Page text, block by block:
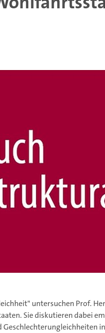
untersuchen Prof.
Sie diskutieren dabei